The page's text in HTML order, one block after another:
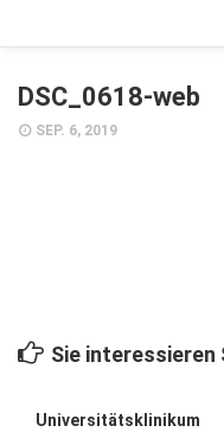
Forschung
Forum Gesundheit
DSC_0618-web
SEP. 6, 2019
Sie interessieren
Universitätsklinikum